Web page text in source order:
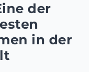
der
in der